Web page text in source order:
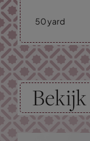
50 yard